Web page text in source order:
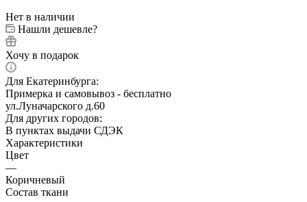
Нет в наличии
Нашли дешевле?
Хочу в подарок
Для Екатеринбурга:
Примерка и самовывоз - бесплатно
ул.Луначарского д.60
Для других городов:
В пунктах выдачи СДЭК
Характеристики
Цвет
—
Коричневый
Состав ткани